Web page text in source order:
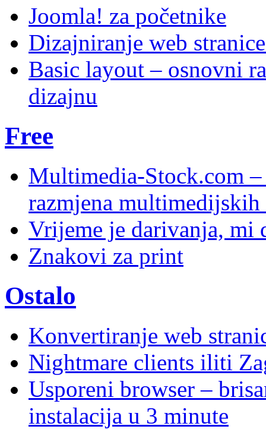
Joomla! za početnike
Dizajniranje web
Basic layout – osnovni
dizajnu
Free
Multimedia-Stock.com –
razmjena multimedijskih
Vrijeme je darivanja, mi
Znakovi za print
Ostalo
Konvertiranje web
Nightmare clients iliti
Usporeni browser –
instalacija u 3 minute